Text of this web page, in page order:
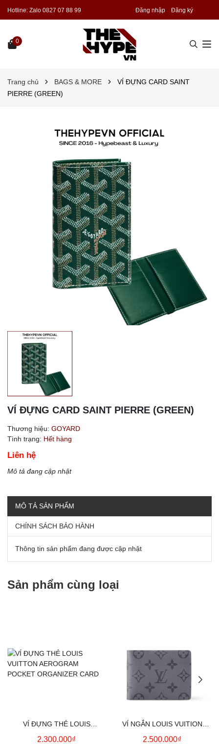
Hotline: Zalo 0827 07 88 99 Đăng nhập Đăng ký
0
Trang chủ BAGS & MORE
VÍ ĐỰNG CARD SAINT
PIERRE (GREEN)
VÍ ĐỰNG CARD SAINT PIERRE (GREEN)
Thương hiệu: GOYARD
Tình trạng: Hết hàng
Liên hệ
Mô tả đang cập nhật
MÔ TẢ SẢN PHẨM
CHÍNH SÁCH BẢO HÀNH
Thông tin sản phẩm đang được cập nhật
Sản phẩm cùng loại
VÍ ĐỰNG THẺ LOUIS
VUITTON AEROGRAM
2.300.000₫
VÍ NGẮN LOUIS VUITION
SHADOW MONOGRAM
2.500.000₫